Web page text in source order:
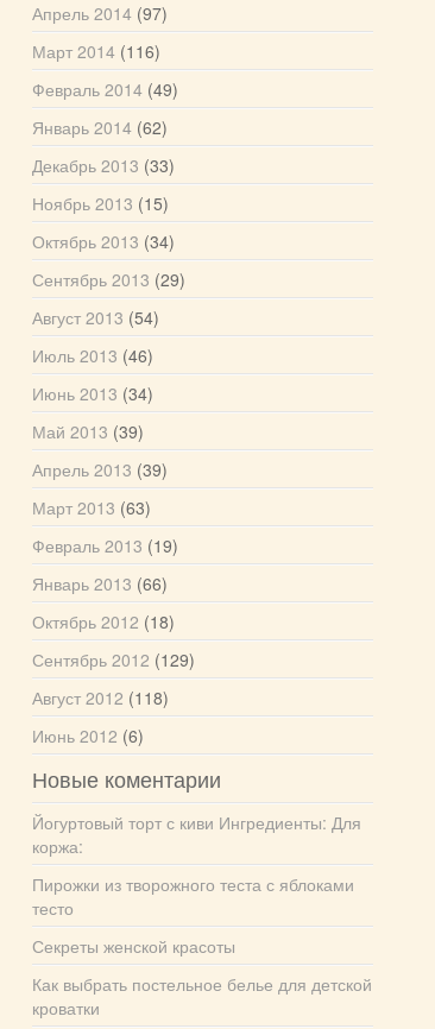
Апрель 2014(97)
Март 2014(116)
Февраль 2014(49)
Январь 2014(62)
Декабрь 2013 (33)
Ноябрь 2013 (15)
Октябрь 2013 (34)
Сентябрь 2013 (29)
Август 2013 (54)
Июль 2013 (46)
Июнь 2013 (34)
Май 2013 (39)
Апрель 2013 (39)
Март 2013 (63)
Февраль 2013 (19)
Январь 2013 (66)
Октябрь 2012 (18)
Сентябрь 2012 (129)
Август 2012 (118)
Июнь 2012 (6)
Новые коментарии
Йогуртовый торт с киви Ингредиенты: Для
коржа:
Пирожки из творожного теста с яблоками
тесто
Секреты женской красоты
Как выбрать постельное белье для детской
кроватки